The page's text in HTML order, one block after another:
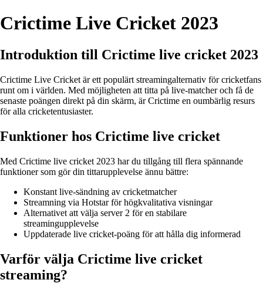
Crictime Live Cricket 2023
Introduktion till Crictime live cricket 2023
Crictime Live Cricket är ett populärt streamingalternativ för cricketfans
runt om i världen. Med möjligheten att titta på live-matcher och få de
senaste poängen direkt på din skärm, är Crictime en oumbärlig resurs
för alla cricketentusiaster.
Funktioner hos Crictime live cricket
Med Crictime live cricket 2023 har du tillgång till flera spännande
funktioner som gör din tittarupplevelse ännu bättre:
Konstant live-sändning av cricketmatcher
Streamning via Hotstar för högkvalitativa visningar
Alternativet att välja server 2 för en stabilare
streamingupplevelse
Uppdaterade live cricket-poäng för att hålla dig informerad
Varför välja Crictime live cricket
streaming?